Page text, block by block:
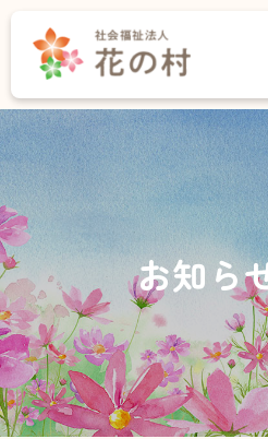
法人について
事業紹介
介護事業
保育事業・あさりこども園
保育事業・さくらこども園
育成事業・放課後児童クラ
住宅事業
お知らせ
採用情報
お問い合わせ
TOPページ
花の村について
お知らせ
採用情報
介護事業
デイサービスセン
ヘルパーステーシ
お知ら